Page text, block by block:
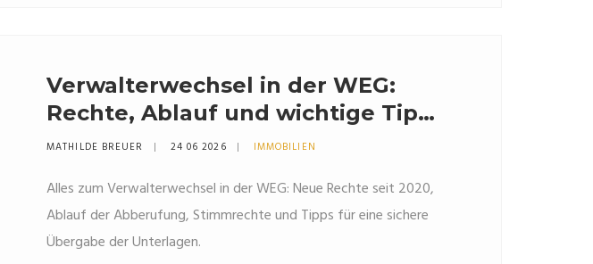
Verwalterwechsel in der WEG:
Rechte, Ablauf und wichtige Tipps
für Eigentümer
MATHILDE BREUER 24 06 2026 IMMOBILIEN
Alles zum Verwalterwechsel in der WEG: Neue Rechte seit 2020,
Ablauf der Abberufung, Stimmrechte und Tipps für eine sichere
Übergabe der Unterlagen.